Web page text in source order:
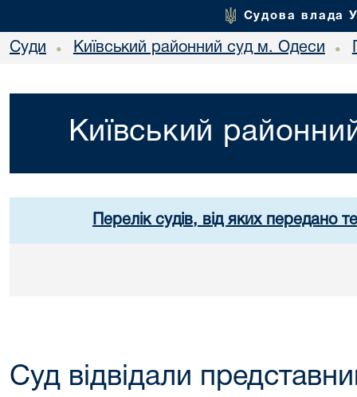
Судова влада
Суди • Київський районний суд м. Одеси •
Київський
Перелік судів, від яких передано
Суд відвідали